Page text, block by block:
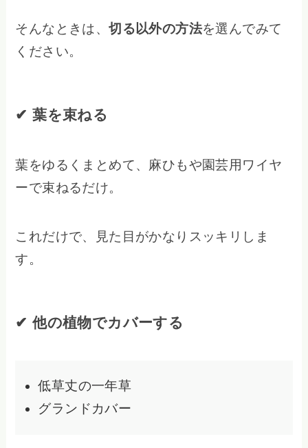
そんなときは、切る以外の方法を選んでみて
ください。
✔ 葉を束ねる
葉をゆるくまとめて、麻ひもや園芸用ワイヤ
ーで束ねるだけ。
これだけで、見た目がかなりスッキリしま
す。
✔ 他の植物でカバーする
低草丈の一年草
グランドカバー